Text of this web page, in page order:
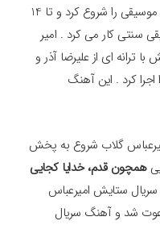
امیر حسین هم از هفت سالگی فعالیت موسیقی را شروع کرد و تا 14
سنتی کار می کرد . امیر
ستایش با ترانه ای از علیرضا آذر و
کرد . این آهنگ
گلاب شروع به پخش
همچون قدم، خدایا کجایی
ستایش امیرعباس
شد و آهنگ سریال